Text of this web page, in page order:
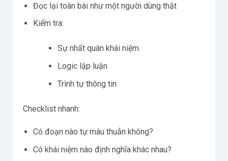
Đọc lại toàn bài như một người dùng thật
Kiểm tra:
Sự nhất quán khái niệm
Logic lập luận
Trình tự thông tin
Checklist nhanh:
Có đoạn nào tự mâu thuẫn không?
Có khái niệm nào định nghĩa khác nhau?